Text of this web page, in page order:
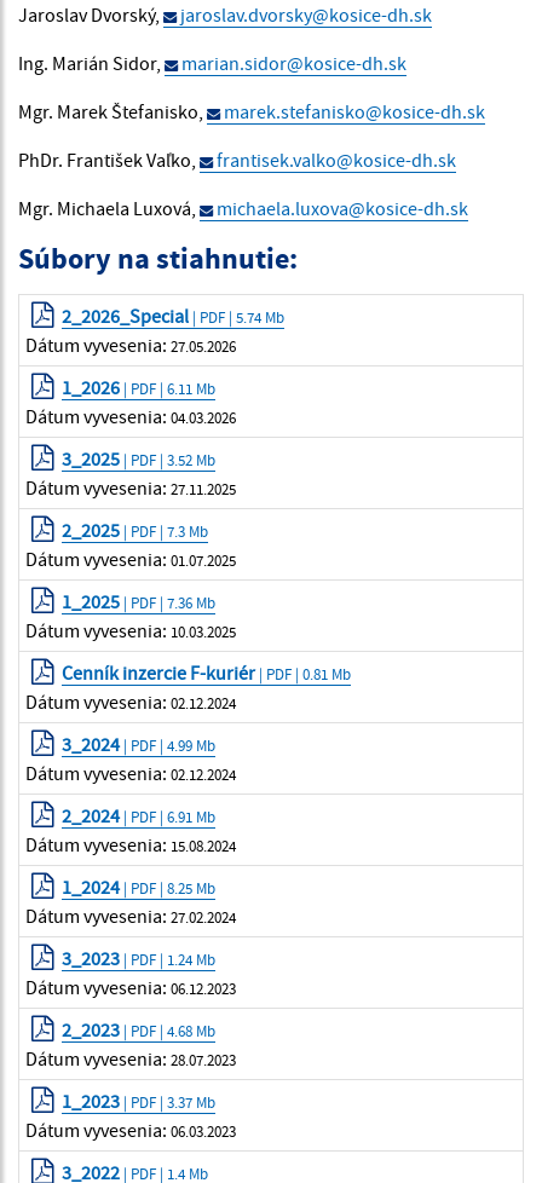
Jaroslav Dvorský,
jaroslav.dvorsky@kosice-dh.sk
Ing. Marián Sidor,
marian.sidor@kosice-dh.sk
Mgr. Marek Štefanisko,
marek.stefanisko@kosice-dh.sk
PhDr. František Vaľko,
frantisek.valko@kosice-dh.sk
Mgr. Michaela Luxová,
michaela.luxova@kosice-dh.sk
Súbory na stiahnutie:
2_2026_Special | PDF | 5.74 Mb
Dátum vyvesenia: 27.05.2026
1_2026 | PDF | 6.11 Mb
Dátum vyvesenia: 04.03.2026
3_2025 | PDF | 3.52 Mb
Dátum vyvesenia: 27.11.2025
2_2025 | PDF | 7.3 Mb
Dátum vyvesenia: 01.07.2025
1_2025 | PDF | 7.36 Mb
Dátum vyvesenia: 10.03.2025
Cenník inzercie F-kuriér| PDF | 0.81 Mb
Dátum vyvesenia: 02.12.2024
3_2024| PDF | 4.99 Mb
Dátum vyvesenia: 02.12.2024
2_2024| PDF | 6.91 Mb
Dátum vyvesenia: 15.08.2024
1_2024| PDF | 8.25 Mb
Dátum vyvesenia: 27.02.2024
3_2023 | PDF | 1.24 Mb
Dátum vyvesenia: 06.12.2023
2_2023 | PDF | 4.68 Mb
Dátum vyvesenia: 28.07.2023
1_2023 | PDF | 3.37 Mb
Dátum vyvesenia: 06.03.2023
3_2022 | PDF | 1.4 Mb